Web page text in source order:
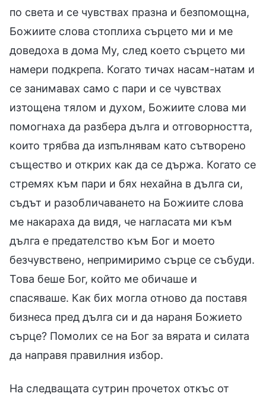
по света и се чувствах празна и безпомощна,
Божиите слова стоплиха сърцето ми и ме
доведоха в дома Му, след което сърцето ми
намери подкрепа. Когато тичах насам-натам и
се занимавах само с пари и се чувствах
изтощена тялом и духом, Божиите слова ми
помогнаха да разбера дълга и отговорността,
които трябва да изпълнявам като сътворено
същество и открих как да се държа. Когато се
стремях към пари и бях нехайна в дълга си,
съдът и разобличаването на Божиите слова
ме накараха да видя, че нагласата ми към
дълга е предателство към Бог и моето
безчувствено, непримиримо сърце се събуди.
Това беше Бог, който ме обичаше и
спасяваше. Как бих могла отново да поставя
бизнеса пред дълга си и да нараня Божието
сърце? Помолих се на Бог за вярата и силата
да направя правилния избор.
На следващата сутрин прочетох откъс от